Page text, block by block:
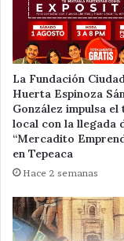
La Fundación
Huerta Espinoza
González impulsa el
local con la llegada
“Mercadito
en Tepeaca
Hace 2 semanas